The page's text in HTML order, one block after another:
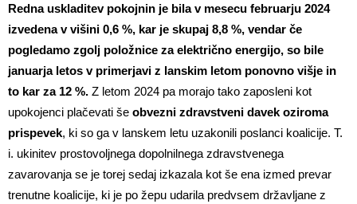
Redna uskladitev pokojnin je bila v mesecu februarju 2024
izvedena v višini 0,6 %, kar je skupaj 8,8 %, vendar če
pogledamo zgolj položnice za električno energijo, so bile
januarja letos v primerjavi z lanskim letom ponovno višje in
to kar za 12 %. Z letom 2024 pa morajo tako zaposleni kot
upokojenci plačevati še obvezni zdravstveni davek oziroma
prispevek, ki so ga v lanskem letu uzakonili poslanci koalicije. T.
i. ukinitev prostovoljnega dopolnilnega zdravstvenega
zavarovanja se je torej sedaj izkazala kot še ena izmed prevar
trenutne koalicije, ki je po žepu udarila predvsem državljane z